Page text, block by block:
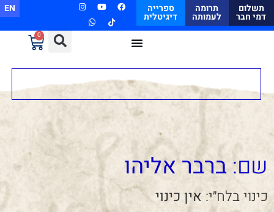
תשלום
דמי חבר
תרומה
לעמותה
ספרייה
דיגיטלית
EN
0
שם:ברבר אליהו
כינוי בלח״י: אין כינוי